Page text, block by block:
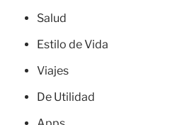
Salud
Estilo de Vida
Viajes
De Utilidad